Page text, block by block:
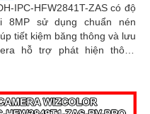
IPC-HFW2841T-ZAS có độ
8MP sử dụng chuẩn nén
tiết kiệm băng thông và lưu